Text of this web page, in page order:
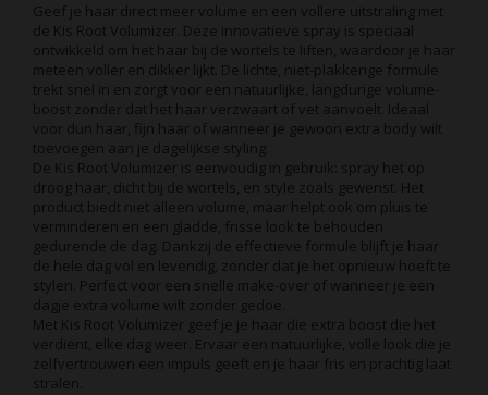
Geef je haar direct meer volume en een vollere uitstraling met
de Kis Root Volumizer. Deze innovatieve spray is speciaal
ontwikkeld om het haar bij de wortels te liften, waardoor je haar
meteen voller en dikker lijkt. De lichte, niet-plakkerige formule
trekt snel in en zorgt voor een natuurlijke, langdurige volume-
boost zonder dat het haar verzwaart of vet aanvoelt. Ideaal
voor dun haar, fijn haar of wanneer je gewoon extra body wilt
toevoegen aan je dagelijkse styling.
De Kis Root Volumizer is eenvoudig in gebruik: spray het op
droog haar, dicht bij de wortels, en style zoals gewenst. Het
product biedt niet alleen volume, maar helpt ook om pluis te
verminderen en een gladde, frisse look te behouden
gedurende de dag. Dankzij de effectieve formule blijft je haar
de hele dag vol en levendig, zonder dat je het opnieuw hoeft te
stylen. Perfect voor een snelle make-over of wanneer je een
dagje extra volume wilt zonder gedoe.
Met Kis Root Volumizer geef je je haar die extra boost die het
verdient, elke dag weer. Ervaar een natuurlijke, volle look die je
zelfvertrouwen een impuls geeft en je haar fris en prachtig laat
stralen.